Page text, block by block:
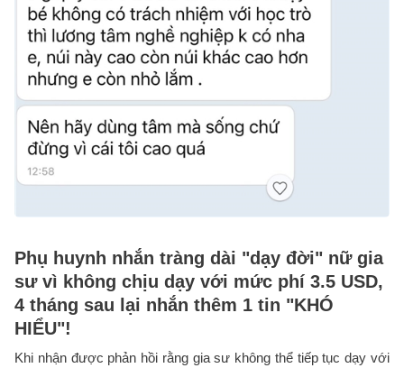
Phụ huynh nhắn tràng dài "dạy đời" nữ gia
sư vì không chịu dạy với mức phí 3.5 USD,
4 tháng sau lại nhắn thêm 1 tin "KHÓ
HIỂU"!
Khi nhận được phản hồi rằng gia sư không thể tiếp tục dạy với